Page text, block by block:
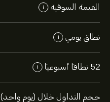
القيمة السوقية i
نطاق يومي i
52 نطاقاً أسبوعياً i
حجم التداول خلال (يوم واحد)